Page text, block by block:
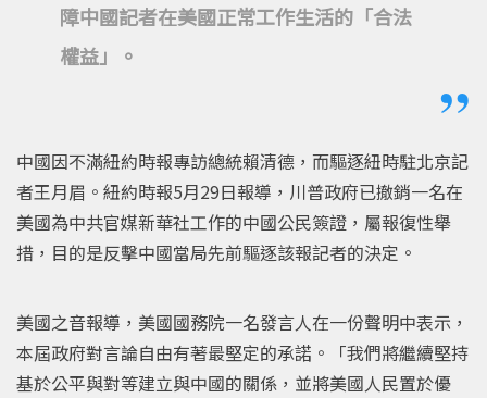
障中國記者在美國正常工作生活的「合法
權益」。
中國因不滿紐約時報專訪總統賴清德，而驅逐紐時駐北京記
者王月眉。紐約時報5月29日報導，川普政府已撤銷一名在
美國為中共官媒新華社工作的中國公民簽證，屬報復性舉
措，目的是反擊中國當局先前驅逐該報記者的決定。
美國之音報導，美國國務院一名發言人在一份聲明中表示，
本屆政府對言論自由有著最堅定的承諾。「我們將繼續堅持
基於公平與對等建立與中國的關係，並將美國人民置於優